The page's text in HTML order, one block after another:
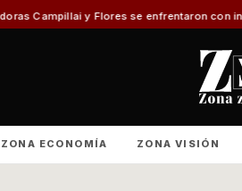
se enfrentaron con insultos personales
ZONA ECONOMÍA ZONA VISIÓN